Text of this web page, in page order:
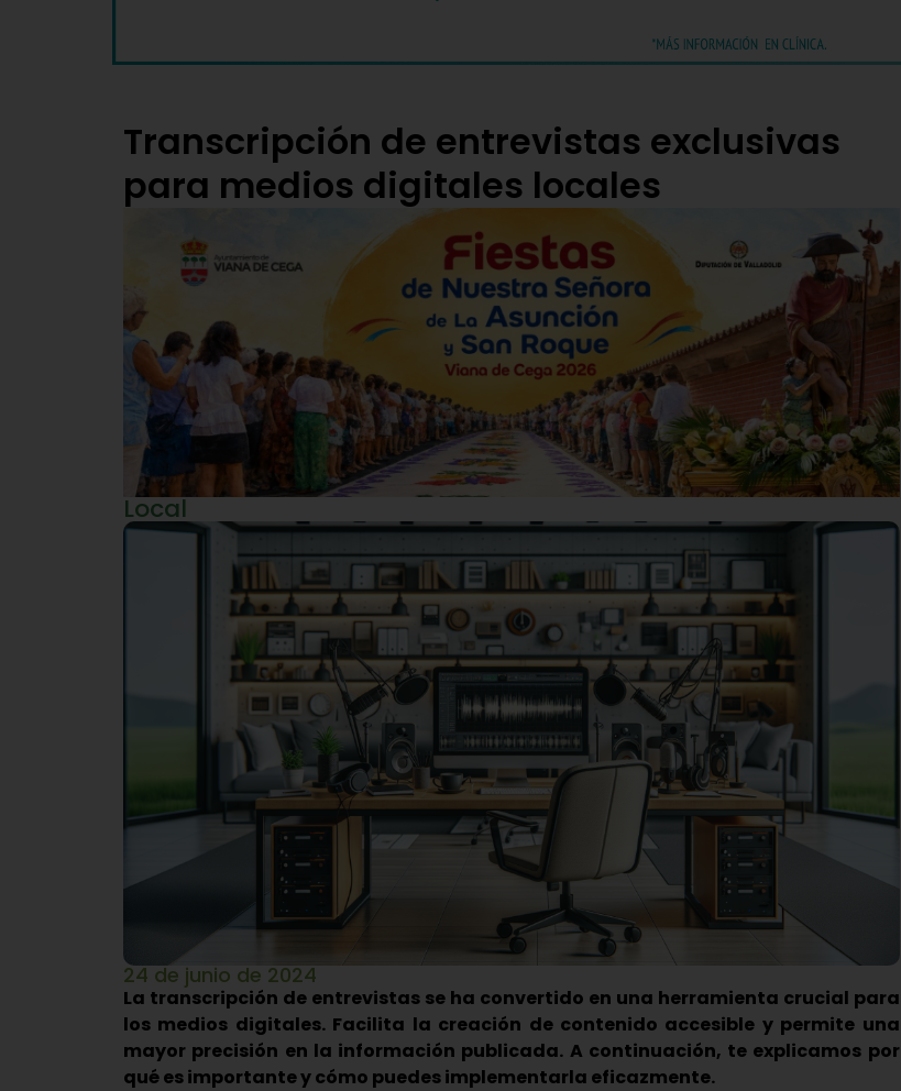
Transcripción de entrevistas exclusivas
para medios digitales locales
Local
24 de junio de 2024
La transcripción de entrevistas se ha convertido en una herramienta crucial para
los medios digitales. Facilita la creación de contenido accesible y permite una
mayor precisión en la información publicada. A continuación, te explicamos por
qué es importante y cómo puedes implementarla eficazmente.